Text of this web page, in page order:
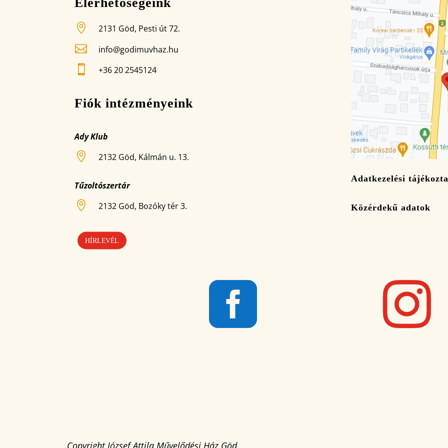
Elérhetőségeink
 2131 Göd, Pesti út 72.
 info@godimuvhaz.hu
 +36 20 2545124
Fiók intézményeink
Ady Klub
 2132 Göd, Kálmán u. 13.
Tűzoltószertár
 2132 Göd, Bozóky tér 3.
HÍRLEVÉL
Adatkezelési
Közérdekű adatok
 
Copyright József Attila Művelődési Ház Göd